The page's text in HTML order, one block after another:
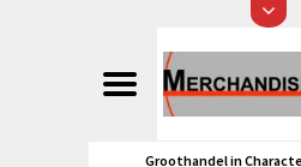
Groothandel in